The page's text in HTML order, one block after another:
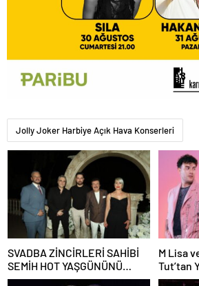
Jolly Joker Harbiye Açık Hava Konserleri
SVADBA ZİNCİRLERİ SAHİBİ
SEMİH HOT YAŞGÜNÜNÜ
SANAT VE CEMİYET
M Lisa
Tut’tan